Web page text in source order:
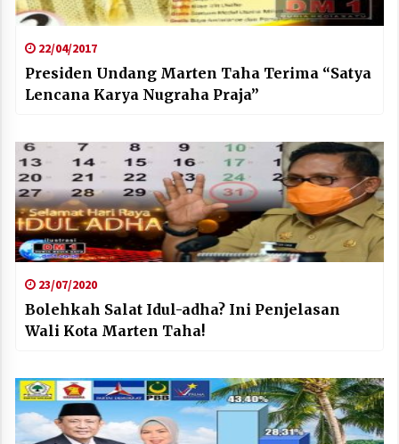
22/04/2017
Presiden Undang Marten Taha Terima “Satya
Lencana Karya Nugraha Praja”
23/07/2020
Bolehkah Salat Idul-adha? Ini Penjelasan
Wali Kota Marten Taha!